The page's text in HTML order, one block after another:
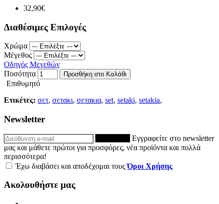
32,90€
Διαθέσιμες Επιλογές
Χρώμα
Μέγεθος
Οδηγός Μεγεθών
Ποσότητα
Προσθήκη στο Καλάθι
Επιθυμητό
Ετικέτες: σετ, σετακι, σετακια, set, setaki, setakia,
Newsletter
Εγγραφείτε στο newsletter
μας και μάθετε πρώτοι για προσφόρες, νέα προϊόντα και πολλά
περισσότερα!
Έχω διαβάσει και αποδέχομαι τουςΌροι Χρήσης
Ακολουθήστε μας